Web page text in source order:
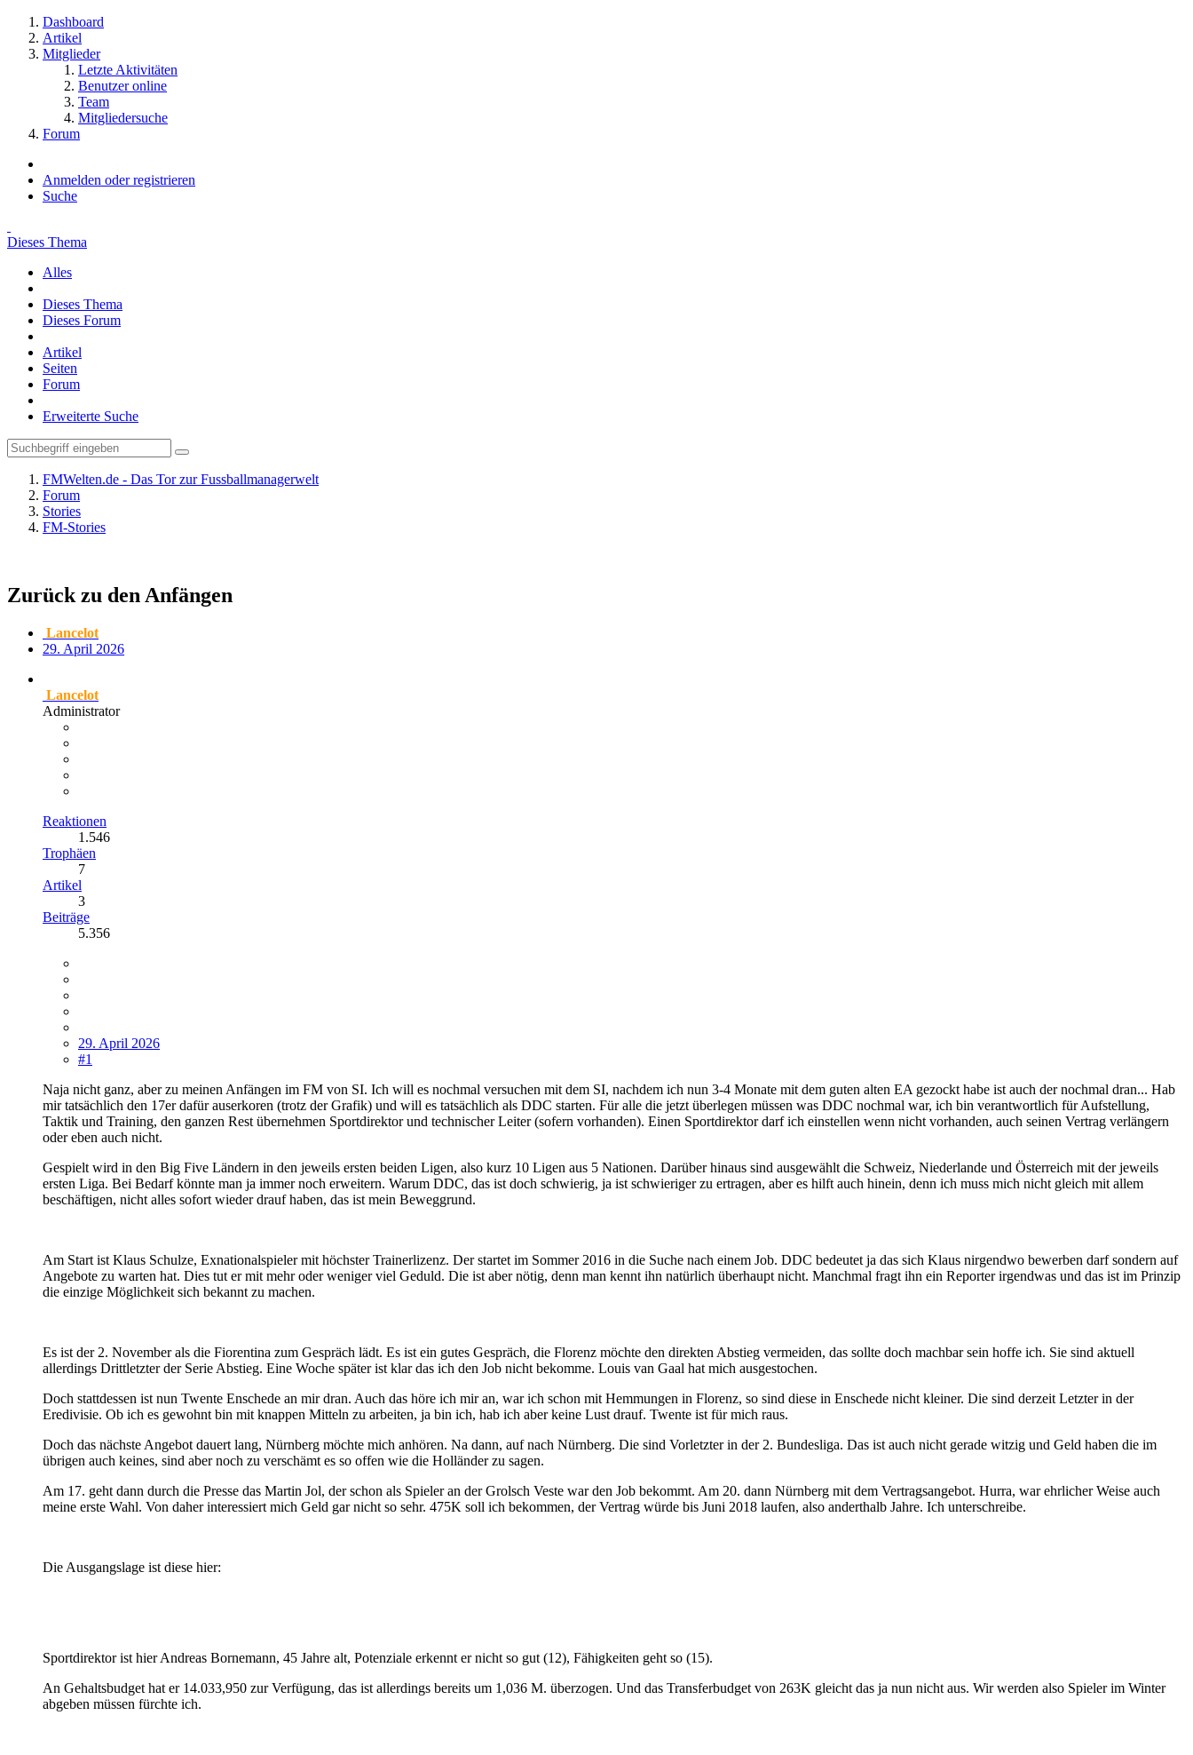
Dashboard
Artikel
Mitglieder
Letzte Aktivitäten
Benutzer online
Team
Mitgliedersuche
Forum
Anmelden oder registrieren
Suche
Dieses Thema
Alles
Dieses Thema
Dieses Forum
Artikel
Seiten
Forum
Erweiterte Suche
FMWelten.de - Das Tor zur Fussballmanagerwelt
Forum
Stories
FM-Stories
Zurück zu den Anfängen
Lancelot
29. April 2026
Lancelot
Administrator
Reaktionen
1.546
Trophäen
7
Artikel
3
Beiträge
5.356
29. April 2026
#1
Naja nicht ganz, aber zu meinen Anfängen im FM von SI. Ich will es nochmal versuchen mit dem SI, nachdem ich nun 3-4 Monate mit dem guten alten EA gezockt habe ist auch der nochmal dran... Hab
mir tatsächlich den 17er dafür auserkoren (trotz der Grafik) und will es tatsächlich als DDC starten. Für alle die jetzt überlegen müssen was DDC nochmal war, ich bin verantwortlich für Aufstellung,
Taktik und Training, den ganzen Rest übernehmen Sportdirektor und technischer Leiter (sofern vorhanden). Einen Sportdirektor darf ich einstellen wenn nicht vorhanden, auch seinen Vertrag verlängern
oder eben auch nicht.
Gespielt wird in den Big Five Ländern in den jeweils ersten beiden Ligen, also kurz 10 Ligen aus 5 Nationen. Darüber hinaus sind ausgewählt die Schweiz, Niederlande und Österreich mit der jeweils
ersten Liga. Bei Bedarf könnte man ja immer noch erweitern. Warum DDC, das ist doch schwierig, ja ist schwieriger zu ertragen, aber es hilft auch hinein, denn ich muss mich nicht gleich mit allem
beschäftigen, nicht alles sofort wieder drauf haben, das ist mein Beweggrund.
Am Start ist Klaus Schulze, Exnationalspieler mit höchster Trainerlizenz. Der startet im Sommer 2016 in die Suche nach einem Job. DDC bedeutet ja das sich Klaus nirgendwo bewerben darf sondern auf
Angebote zu warten hat. Dies tut er mit mehr oder weniger viel Geduld. Die ist aber nötig, denn man kennt ihn natürlich überhaupt nicht. Manchmal fragt ihn ein Reporter irgendwas und das ist im Prinzip
die einzige Möglichkeit sich bekannt zu machen.
Es ist der 2. November als die Fiorentina zum Gespräch lädt. Es ist ein gutes Gespräch, die Florenz möchte den direkten Abstieg vermeiden, das sollte doch machbar sein hoffe ich. Sie sind aktuell
allerdings Drittletzter der Serie Abstieg. Eine Woche später ist klar das ich den Job nicht bekomme. Louis van Gaal hat mich ausgestochen.
Doch stattdessen ist nun Twente Enschede an mir dran. Auch das höre ich mir an, war ich schon mit Hemmungen in Florenz, so sind diese in Enschede nicht kleiner. Die sind derzeit Letzter in der
Eredivisie. Ob ich es gewohnt bin mit knappen Mitteln zu arbeiten, ja bin ich, hab ich aber keine Lust drauf. Twente ist für mich raus.
Doch das nächste Angebot dauert lang, Nürnberg möchte mich anhören. Na dann, auf nach Nürnberg. Die sind Vorletzter in der 2. Bundesliga. Das ist auch nicht gerade witzig und Geld haben die im
übrigen auch keines, sind aber noch zu verschämt es so offen wie die Holländer zu sagen.
Am 17. geht dann durch die Presse das Martin Jol, der schon als Spieler an der Grolsch Veste war den Job bekommt. Am 20. dann Nürnberg mit dem Vertragsangebot. Hurra, war ehrlicher Weise auch
meine erste Wahl. Von daher interessiert mich Geld gar nicht so sehr. 475K soll ich bekommen, der Vertrag würde bis Juni 2018 laufen, also anderthalb Jahre. Ich unterschreibe.
Die Ausgangslage ist diese hier:
Sportdirektor ist hier Andreas Bornemann, 45 Jahre alt, Potenziale erkennt er nicht so gut (12), Fähigkeiten geht so (15).
An Gehaltsbudget hat er 14.033,950 zur Verfügung, das ist allerdings bereits um 1,036 M. überzogen. Und das Transferbudget von 263K gleicht das ja nun nicht aus. Wir werden also Spieler im Winter
abgeben müssen fürchte ich.